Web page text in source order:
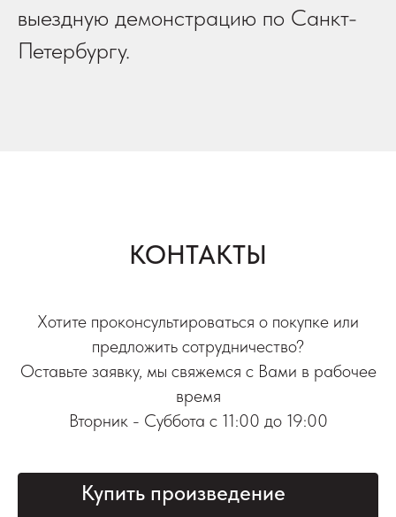
выездную демонстрацию по Санкт-
Петербургу.
КОНТАКТЫ
Хотите проконсультироваться о покупке или
предложить сотрудничество?
Оставьте заявку, мы свяжемся с Вами в рабочее
время
Вторник - Суббота с 11:00 до 19:00
Купить произведение